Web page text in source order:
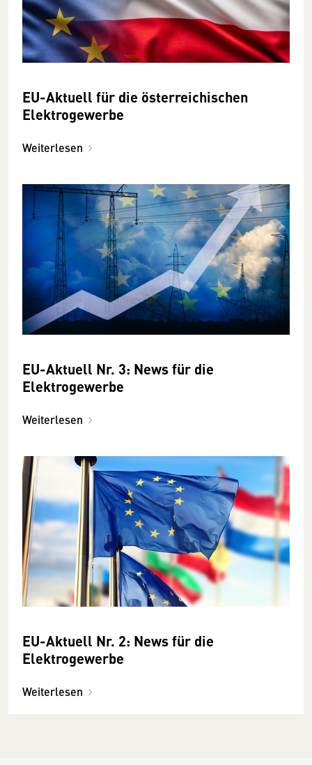
EU-Aktuell für die österreichischen
Elektrogewerbe
Weiterlesen
EU-Aktuell Nr. 3: News für die
Elektrogewerbe
Weiterlesen
EU-Aktuell Nr. 2: News für die
Elektrogewerbe
Weiterlesen